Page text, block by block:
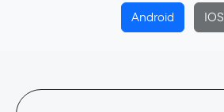
Android IOS